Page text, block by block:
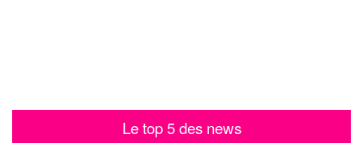
Le top 5 des news